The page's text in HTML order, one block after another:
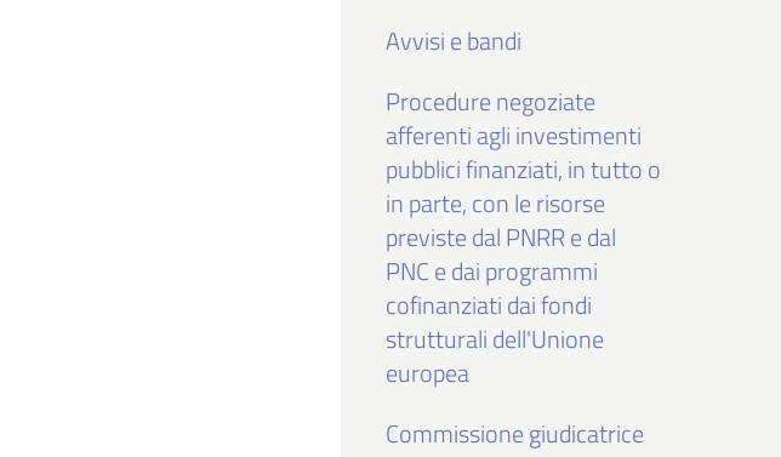
Avvisi e bandi
Procedure negoziate
afferenti agli investimenti
pubblici finanziati, in tutto o
in parte, con le risorse
previste dal PNRR e dal
PNC e dai programmi
cofinanziati dai fondi
strutturali dell'Unione
europea
Commissione giudicatrice